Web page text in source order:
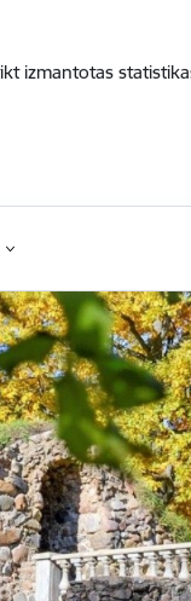
izmantotas